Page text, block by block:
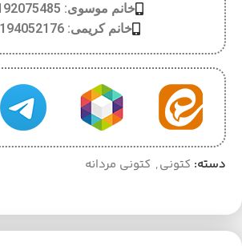
خانم موسوی: 09192075485
خانم کریمی: 09194052176
دسته: کتونی, کتونی مردانه